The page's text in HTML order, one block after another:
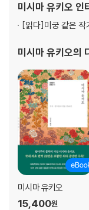
29장 기회 창출의 신
30장 씩씩한 사랑
32장 히노키 슌스케가
가가 되기 위해 퇴직
미시마 유키오 인
[읽다]미궁 같은
미시마 유키오의
미시마 유키오
15,400원